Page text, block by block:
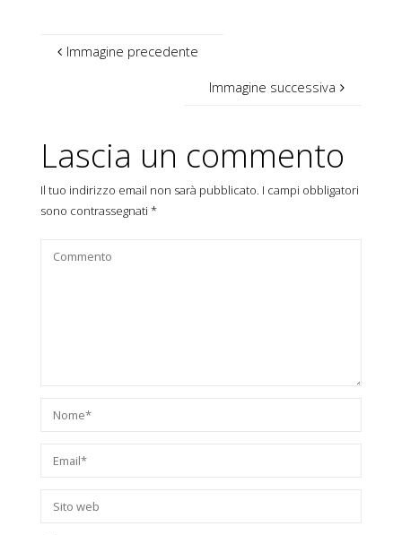
Immagine precedente
Immagine successiva
Lascia un commento
Il tuo indirizzo email non sarà pubblicato. I campi obbligatori
sono contrassegnati *